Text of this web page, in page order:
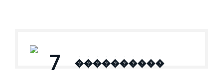
7 ����������